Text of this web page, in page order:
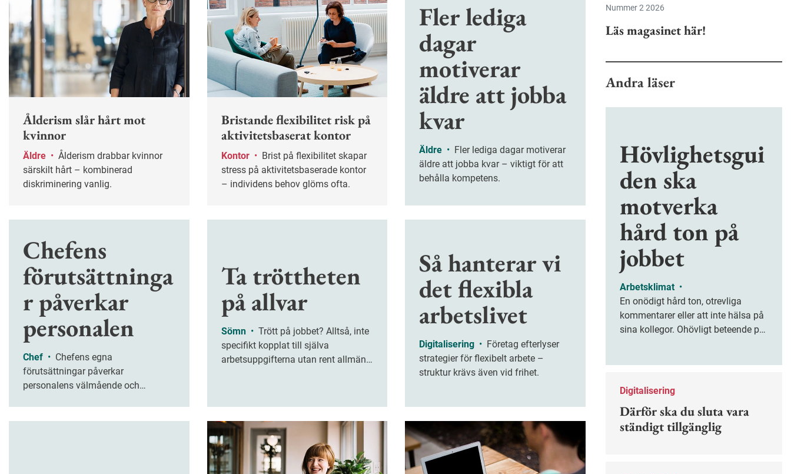
Ålderism slår hårt mot
kvinnor
Äldre •
särskilt hårt – kombinerad
diskriminering vanlig.
Bristande flexibilitet risk på
aktivitetsbaserat kontor
Kontor •
stress på aktivitetsbaserade kontor
– individens behov glöms ofta.
Fler lediga
dagar
motiverar
äldre att jobba
kvar
Äldre •
äldre att jobba kvar – viktigt för att
behålla kompetens.
Chefens
förutsättninga
r påverkar
personalen
Chef •
förutsättningar påverkar
personalens välmående och
Ta tröttheten
på allvar
Sömn •
specifikt kopplat till själva
arbetsuppgifterna utan rent allmänt.
Så hanterar vi
det flexibla
arbetslivet
Digitalisering •
strategier för flexibelt arbete –
struktur krävs även vid frihet.
Nummer 2 2026
Läs magasinet här!
Andra läser
Hövlighetsgui
den ska
motverka
hård ton på
jobbet
Arbetsklimat •
En onödigt hård ton, otrevliga
kommentarer eller att inte hälsa på
sina kollegor. Ohövligt beteende på
förebygga ohövligt beteende på
Digitalisering
Därför ska du sluta vara
ständigt tillgänglig